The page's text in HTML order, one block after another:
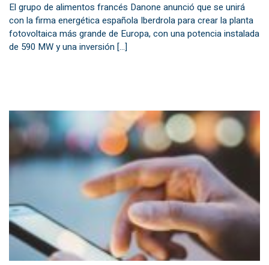
El grupo de alimentos francés Danone anunció que se unirá
con la firma energética española Iberdrola para crear la planta
fotovoltaica más grande de Europa, con una potencia instalada
de 590 MW y una inversión […]